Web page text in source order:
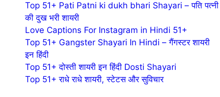
Top 51+ Pati Patni ki dukh bhari Shayari – पति पत्नी
की दुख भरी शायरी
Love Captions For Instagram in Hindi 51+
Top 51+ Gangster Shayari In Hindi – गैंगस्टर शायरी
इन हिंदी
Top 51+ दोस्ती शायरी इन हिंदी Dosti Shayari
Top 51+ राधे राधे शायरी, स्टेटस और सुविचार